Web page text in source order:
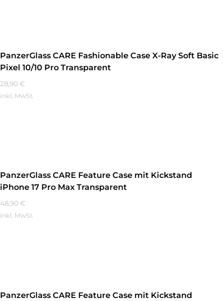
PanzerGlass CARE Fashionable Case X-Ray Soft Basic
Pixel 10/10 Pro Transparent
28,90 €
inkl. MwSt.
PanzerGlass CARE Feature Case mit Kickstand
iPhone 17 Pro Max Transparent
48,90 €
inkl. MwSt.
PanzerGlass CARE Feature Case mit Kickstand